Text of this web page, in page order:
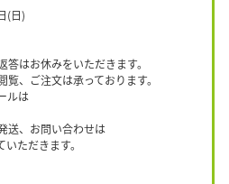
(日)
はお休みをいただきます。
覧、ご注文は承っております。
ルは
送、お問い合わせは
ただきます。